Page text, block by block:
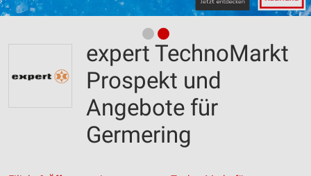
expert TechnoMarkt
Prospekt und
Angebote für
Germering